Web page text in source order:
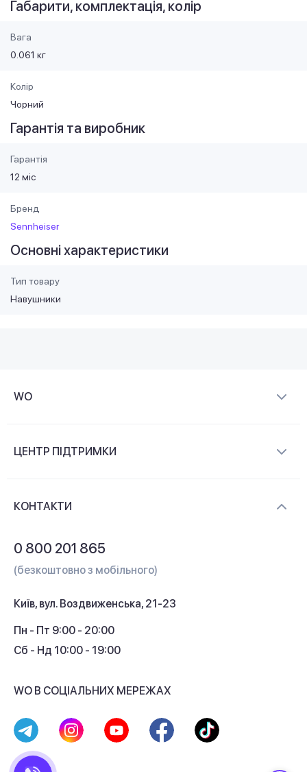
Габарити, комплектація, колір
Вага
0.061 кг
Колір
Чорний
Гарантія та виробник
Гарантія
12 міс
Бренд
Sennheiser
Основні характеристики
Тип товару
Навушники
WO
Контакти
ЦЕНТР ПІДТРИМКИ
Кешбек
КОНТАКТИ
0 800 201 865
(безкоштовно з мобільного)
Київ, вул. Воздвиженська, 21-23
Пн - Пт 9:00 - 20:00
Сб - Нд 10:00 - 19:00
WO В СОЦІАЛЬНИХ МЕРЕЖАХ